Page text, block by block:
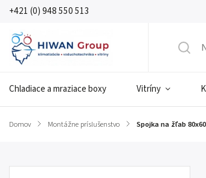
+421 (0) 948 550 513
Chladiace a mraziace boxy Vitríny
Domov / Montážne príslušenstvo / Spojka na žľab